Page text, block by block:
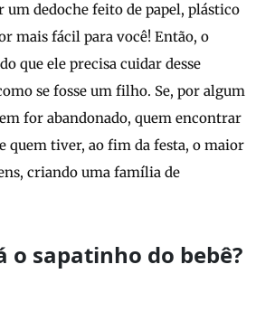
um dedoche feito de papel, plástico
mais fácil para você! Então, o
que ele precisa cuidar desse
se fosse um filho. Se, por algum
for abandonado, quem encontrar
quem tiver, ao fim da festa, o maior
criando uma família de
o sapatinho do bebê?